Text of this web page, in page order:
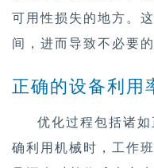
行业
公司
可用性损失的地方。
间，进而导致不必要
正确的设备利用
优化过程包括诸
确利用机械时，工作